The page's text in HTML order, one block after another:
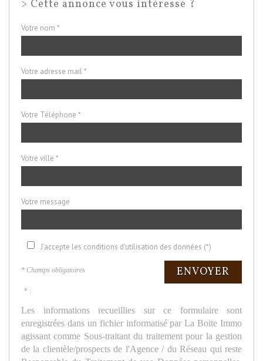
> Cette annonce vous intéresse ?
Votre nom *
Votre adresse mail *
Votre Téléphone *
Votre ville *
Votre message
J'accepte les conditions d'utilisation des données (*)
* Champs obligatoires ENVOYER
* :
Les informations recueillies sur ce formulaire sont
enregistrées dans un fichier informatisé par La Boite Immo
agissant comme Sous-traitant du traitement pour la gestion
de la clientèle/prospects de l'Agence / du Réseau qui reste